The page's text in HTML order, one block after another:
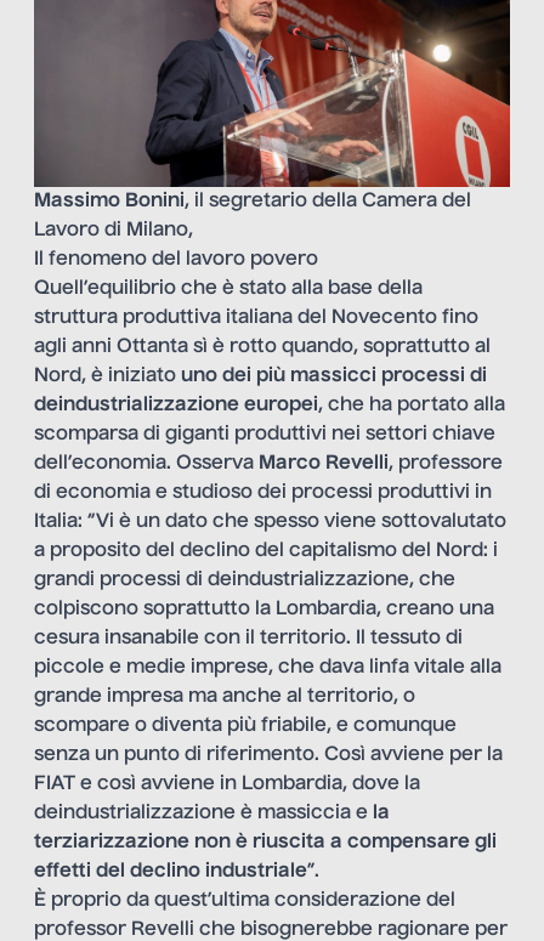
Massimo Bonini, il segretario della Camera del
Lavoro di Milano,
Il fenomeno del lavoro povero
Quell’equilibrio che è stato alla base della
struttura produttiva italiana del Novecento fino
agli anni Ottanta sì è rotto quando, soprattutto al
Nord, è iniziato uno dei più massicci processi di
deindustrializzazione europei, che ha portato alla
scomparsa di giganti produttivi nei settori chiave
dell’economia. Osserva Marco Revelli, professore
di economia e studioso dei processi produttivi in
Italia: “Vi è un dato che spesso viene sottovalutato
a proposito del declino del capitalismo del Nord: i
grandi processi di deindustrializzazione, che
colpiscono soprattutto la Lombardia, creano una
cesura insanabile con il territorio. Il tessuto di
piccole e medie imprese, che dava linfa vitale alla
grande impresa ma anche al territorio, o
scompare o diventa più friabile, e comunque
senza un punto di riferimento. Così avviene per la
FIAT e così avviene in Lombardia, dove la
deindustrializzazione è massiccia e la
terziarizzazione non è riuscita a compensare gli
effetti del declino industriale”.
È proprio da quest’ultima considerazione del
professor Revelli che bisognerebbe ragionare per